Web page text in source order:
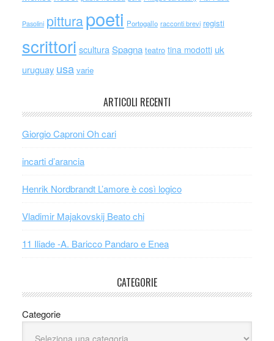
Pasolini pitturapoeti Portogallo racconti brevi registi
scrittori scultura Spagna teatro tina modotti uk
uruguay usa varie
ARTICOLI RECENTI
Giorgio Caproni Oh cari
incarti d’arancia
Henrik Nordbrandt L’amore è così logico
Vladimir Majakovskij Beato chi
11 Iliade -A. Baricco Pandaro e Enea
CATEGORIE
Categorie